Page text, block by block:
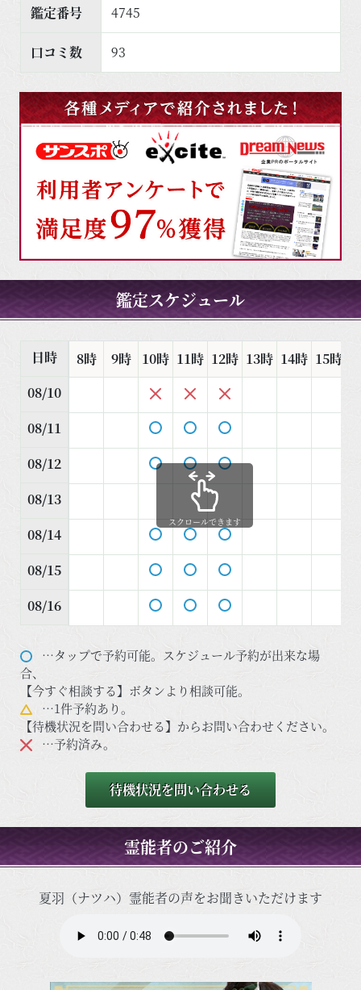
鑑定番号 4745
口コミ数 93
鑑定スケジュール
日時
08/10
08/11
08/12
08/13
08/14
08/15
08/16
8時 9時 10時 11時 12時 13時 14時 15時
スクロールできます
…タップで予約可能。スケジュール予約が出来な場
合、
【今すぐ相談する】ボタンより相談可能。
…1件予約あり。
【待機状況を問い合わせる】からお問い合わせください。
…予約済み。
待機状況を問い合わせる
霊能者のご紹介
夏羽（ナツハ）霊能者の声をお聞きいただけます